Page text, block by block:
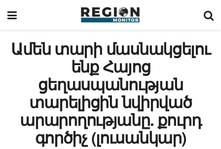
Ամեն տարի մասնակցելու
ենք Հայոց
ցեղասպանության
տարելիցին նվիրված
արարողությանը. քուրդ
գործիչ (լուսանկար)